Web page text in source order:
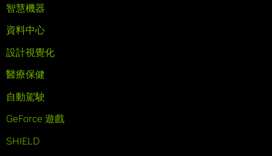
智慧機器
資料中心
設計視覺化
醫療保健
自動駕駛
GeForce 遊戲
SHIELD